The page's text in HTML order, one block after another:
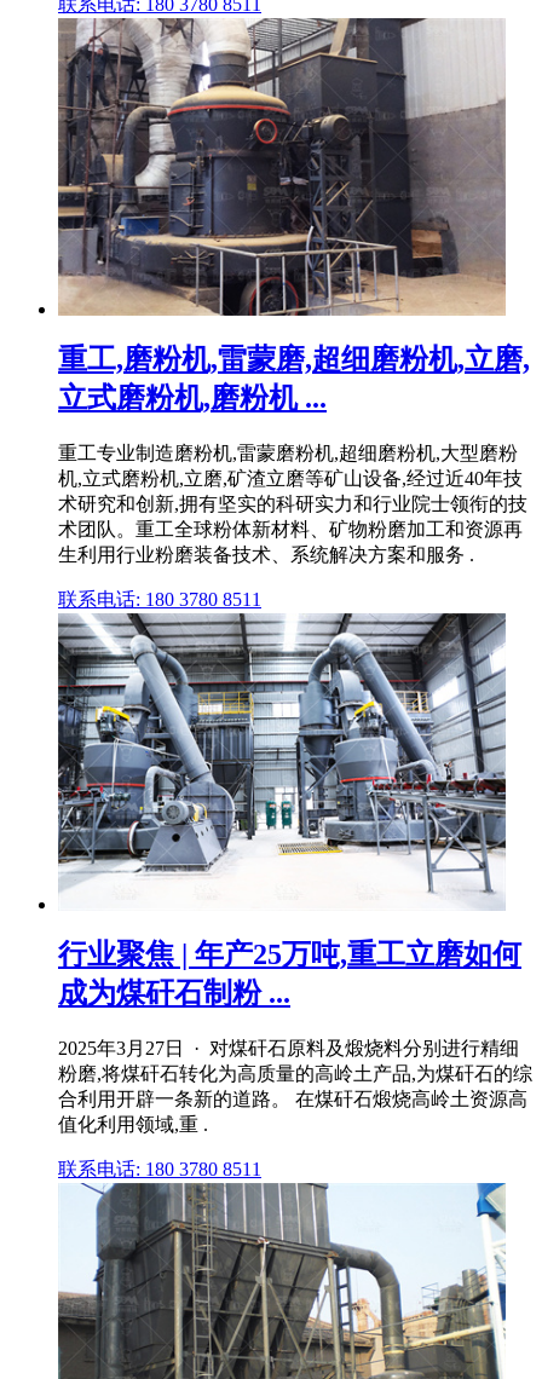
重工,磨粉机,雷蒙磨,超细磨粉机,立磨,
立式磨粉机,磨粉机 ...
重工专业制造磨粉机,雷蒙磨粉机,超细磨粉机,大型磨粉
机,立式磨粉机,立磨,矿渣立磨等矿山设备,经过近40年技
术研究和创新,拥有坚实的科研实力和行业院士领衔的技
术团队。重工全球粉体新材料、矿物粉磨加工和资源再
生利用行业粉磨装备技术、系统解决方案和服务 .
联系电话: 180 3780 8511
行业聚焦 | 年产25万吨,重工立磨如何
成为煤矸石制粉 ...
2025年3月27日 · 对煤矸石原料及煅烧料分别进行精细
粉磨,将煤矸石转化为高质量的高岭土产品,为煤矸石的综
合利用开辟一条新的道路。 在煤矸石煅烧高岭土资源高
值化利用领域,重 .
联系电话: 180 3780 8511